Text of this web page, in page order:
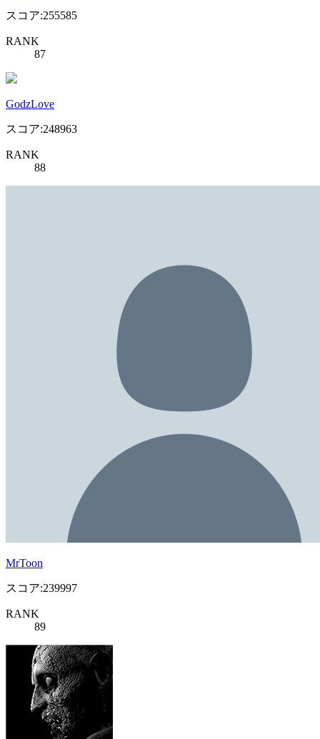
スコア:255585
RANK
87
GodzLove
スコア:248963
RANK
88
MrToon
スコア:239997
RANK
89